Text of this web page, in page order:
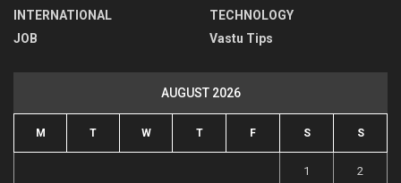
INTERNATIONAL
JOB
TECHNOLOGY
Vastu Tips
AUGUST 2026
M T W T F S S
1 2